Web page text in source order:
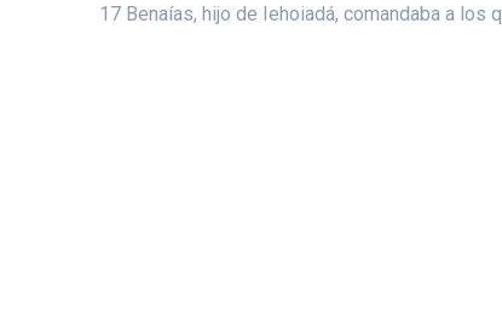
17 Benaías, hijo de Iehoiadá, comandaba a